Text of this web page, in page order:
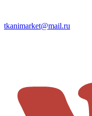
tkanimarket@mail.ru